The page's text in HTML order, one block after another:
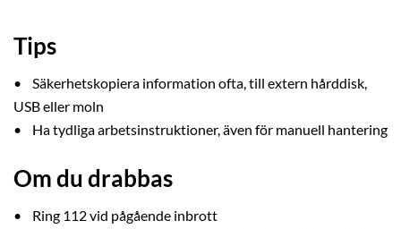
Tips
• Säkerhetskopiera information ofta, till extern hårddisk,
USB eller moln
• Ha tydliga arbetsinstruktioner, även för manuell hantering
Om du drabbas
• Ring 112 vid pågående inbrott